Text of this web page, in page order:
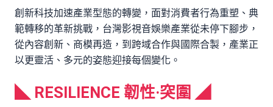
創新科技加速產業型態的轉變，面對消費者行為重塑、典
範轉移的革新挑戰，台灣影視音娛樂產業從未停下腳步，
從內容創新、商模再造，到跨域合作與國際合製，產業正
以更靈活、多元的姿態迎接每個變化。
◣ RESILIENCE 韌性·突圍 ◢